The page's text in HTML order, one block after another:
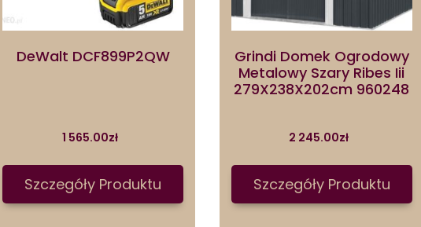
DeWalt DCF899P2QW
1 565.00zł
Szczegóły Produktu
Grindi Domek Ogrodowy
Metalowy Szary Ribes Iii
279X238X202cm 960248
2 245.00zł
Szczegóły Produktu